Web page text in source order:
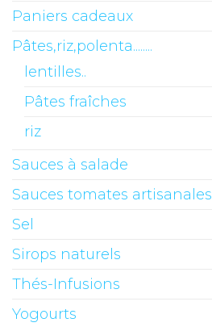
Paniers cadeaux
Pâtes,riz,polenta........
lentilles..
Pâtes fraîches
riz
Sauces à salade
Sauces tomates artisanales
Sel
Sirops naturels
Thés-Infusions
Yogourts